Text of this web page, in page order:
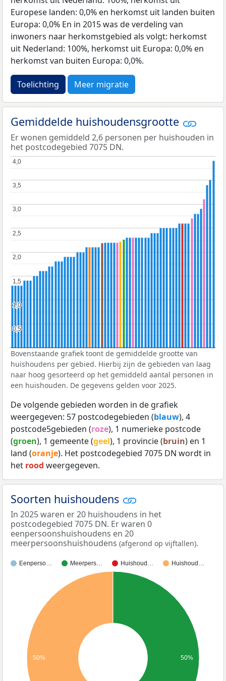
Europese landen: 0,0% en herkomst uit landen buiten
Europa: 0,0% En in 2015 was de verdeling van
inwoners naar herkomstgebied als volgt: herkomst
uit Nederland: 100%, herkomst uit Europa: 0,0% en
herkomst van buiten Europa: 0,0%.
Toelichting Meer migratie
Gemiddelde huishoudensgrootte
Er wonen gemiddeld 2,6 personen per huishouden in
het postcodegebied 7075 DN.
0,5
0,5
1,0
1,0
1,5
1,5
2,0
2,0
2,5
2,5
3,0
3,0
3,5
3,5
4,0
4,0
Bovenstaande grafiek toont de gemiddelde grootte van
huishoudens per gebied. Hierbij zijn de gebieden van laag
naar hoog gesorteerd op het gemiddeld aantal personen in
een huishouden. De gegevens gelden voor 2025.
De volgende gebieden worden in de grafiek
weergegeven: 57 postcodegebieden (blauw), 4
postcode5gebieden (roze), 1 numerieke postcode
(groen), 1 gemeente (geel), 1 provincie (bruin) en 1
land (oranje). Het postcodegebied 7075 DN wordt in
het rood weergegeven.
Soorten huishoudens
In 2025 waren er 20 huishoudens in het
postcodegebied 7075 DN. Er waren 0
eenpersoonshuishoudens en 20
meerpersoonshuishoudens (afgerond op vijftallen).
Eenperso… Meerpers… Huishoud… Huishoud…
50% 50%